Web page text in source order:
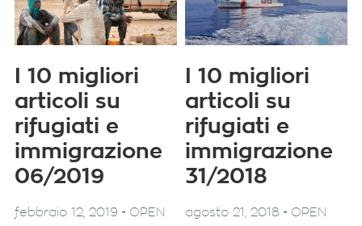
I 10 migliori
articoli su
rifugiati e
immigrazione
06/2019
febbraio 12, 2019 - OPEN
I 10 migliori
articoli su
rifugiati e
immigrazione
31/2018
agosto 21, 2018 - OPEN